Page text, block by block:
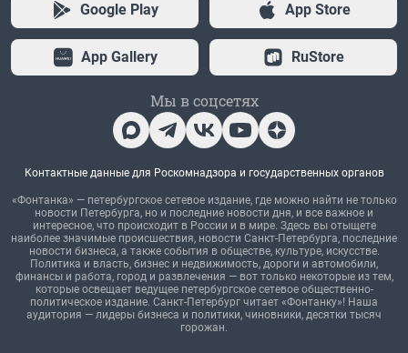
Google Play App Store
App Gallery RuStore
Мы в соцсетях
Контактные данные для Роскомнадзора и государственных органов
«Фонтанка» — петербургское сетевое издание, где можно найти не только
новости Петербурга, но и последние новости дня, и все важное и
интересное, что происходит в России и в мире. Здесь вы отыщете
наиболее значимые происшествия, новости Санкт-Петербурга, последние
новости бизнеса, а также события в обществе, культуре, искусстве.
Политика и власть, бизнес и недвижимость, дороги и автомобили,
финансы и работа, город и развлечения — вот только некоторые из тем,
которые освещает ведущее петербургское сетевое общественно-
политическое издание. Санкт-Петербург читает «Фонтанку»! Наша
аудитория — лидеры бизнеса и политики, чиновники, десятки тысяч
горожан.